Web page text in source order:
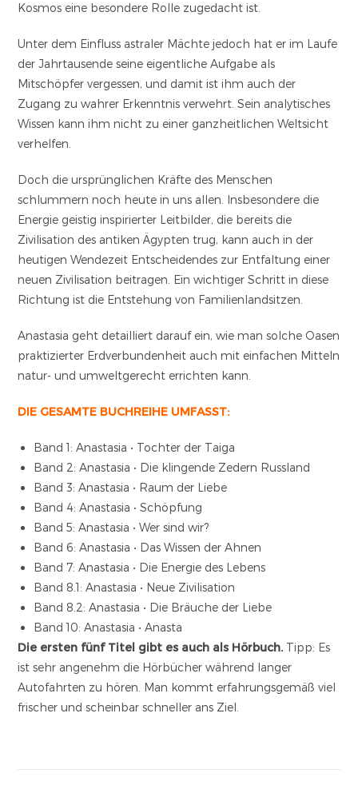
Kosmos eine besondere Rolle zugedacht ist.
Unter dem Einfluss astraler Mächte jedoch hat er im Laufe
der Jahrtausende seine eigentliche Aufgabe als
Mitschöpfer vergessen, und damit ist ihm auch der
Zugang zu wahrer Erkenntnis verwehrt. Sein analytisches
Wissen kann ihm nicht zu einer ganzheitlichen Weltsicht
verhelfen.
Doch die ursprünglichen Kräfte des Menschen
schlummern noch heute in uns allen. Insbesondere die
Energie geistig inspirierter Leitbilder, die bereits die
Zivilisation des antiken Ägypten trug, kann auch in der
heutigen Wendezeit Entscheidendes zur Entfaltung einer
neuen Zivilisation beitragen. Ein wichtiger Schritt in diese
Richtung ist die Entstehung von Familienlandsitzen.
Anastasia geht detailliert darauf ein, wie man solche Oasen
praktizierter Erdverbundenheit auch mit einfachen Mitteln
natur- und umweltgerecht errichten kann.
DIE GESAMTE BUCHREIHE UMFASST:
Band 1: Anastasia • Tochter der Taiga
Band 2: Anastasia • Die klingende Zedern Russland
Band 3: Anastasia • Raum der Liebe
Band 4: Anastasia • Schöpfung
Band 5: Anastasia • Wer sind wir?
Band 6: Anastasia • Das Wissen der Ahnen
Band 7: Anastasia • Die Energie des Lebens
Band 8.1: Anastasia • Neue Zivilisation
Band 8.2: Anastasia • Die Bräuche der Liebe
Band 10: Anastasia • Anasta
Die ersten fünf Titel gibt es auch als Hörbuch. Tipp: Es
ist sehr angenehm die Hörbücher während langer
Autofahrten zu hören. Man kommt erfahrungsgemäß viel
frischer und scheinbar schneller ans Ziel.